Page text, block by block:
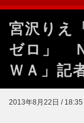
宮沢りえ
ゼロ」 Ｎ
ＷＡ」記
2013年8月22日 / 18:35